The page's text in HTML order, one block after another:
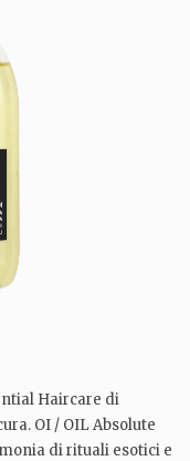
Haircare di
OI / OIL Absolute
di rituali esotici e